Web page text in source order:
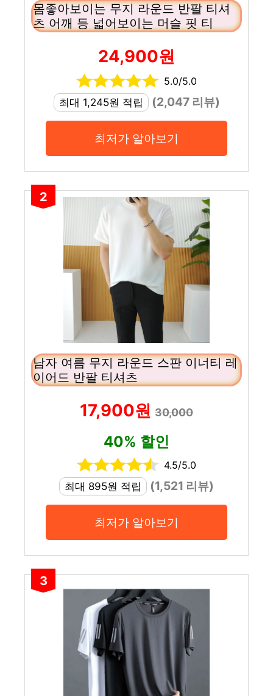
몸좋아보이는 무지 라운드 반팔 티셔
츠 어깨 등 넓어보이는 머슬 핏 티
24,900원
5.0/5.0
최대 1,245원 적립
(2,047 리뷰)
최저가 알아보기
2
남자 여름 무지 라운드 스판 이너티 레
이어드 반팔 티셔츠
17,900원 30,000
40% 할인
4.5/5.0
최대 895원 적립
(1,521 리뷰)
최저가 알아보기
3